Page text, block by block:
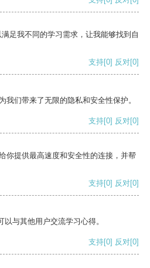
足我不同的学习需求，让我能够找到自
支持[0] 反对[0]
我们带来了无限的隐私和安全性保护。
支持[0] 反对[0]
你提供最高速度和安全性的连接，并帮
支持[0] 反对[0]
与其他用户交流学习心得。
支持[0] 反对[0]